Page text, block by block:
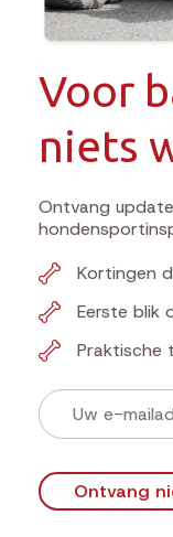
Voor
niets
Ontvang
Kortingen
Eerste blik
Praktische
Ontvang